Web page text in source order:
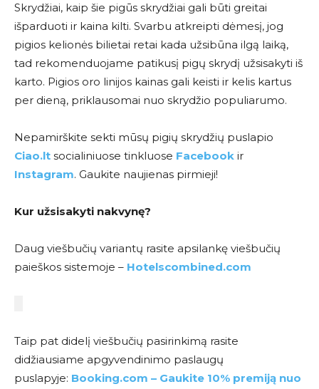
Skrydžiai, kaip šie pigūs skrydžiai gali būti greitai
išparduoti ir kaina kilti. Svarbu atkreipti dėmesį, jog
pigios kelionės bilietai retai kada užsibūna ilgą laiką,
tad rekomenduojame patikusį pigų skrydį užsisakyti iš
karto. Pigios oro linijos kainas gali keisti ir kelis kartus
per dieną, priklausomai nuo skrydžio populiarumo.
Nepamirškite sekti mūsų pigių skrydžių puslapio
Ciao.lt socialiniuose tinkluose Facebook ir
Instagram. Gaukite naujienas pirmieji!
Kur užsisakyti nakvynę?
Daug viešbučių variantų rasite apsilankę viešbučių
paieškos sistemoje – Hotelscombined.com
Taip pat didelį viešbučių pasirinkimą rasite
didžiausiame apgyvendinimo paslaugų
puslapyje: Booking.com – Gaukite 10% premiją nuo